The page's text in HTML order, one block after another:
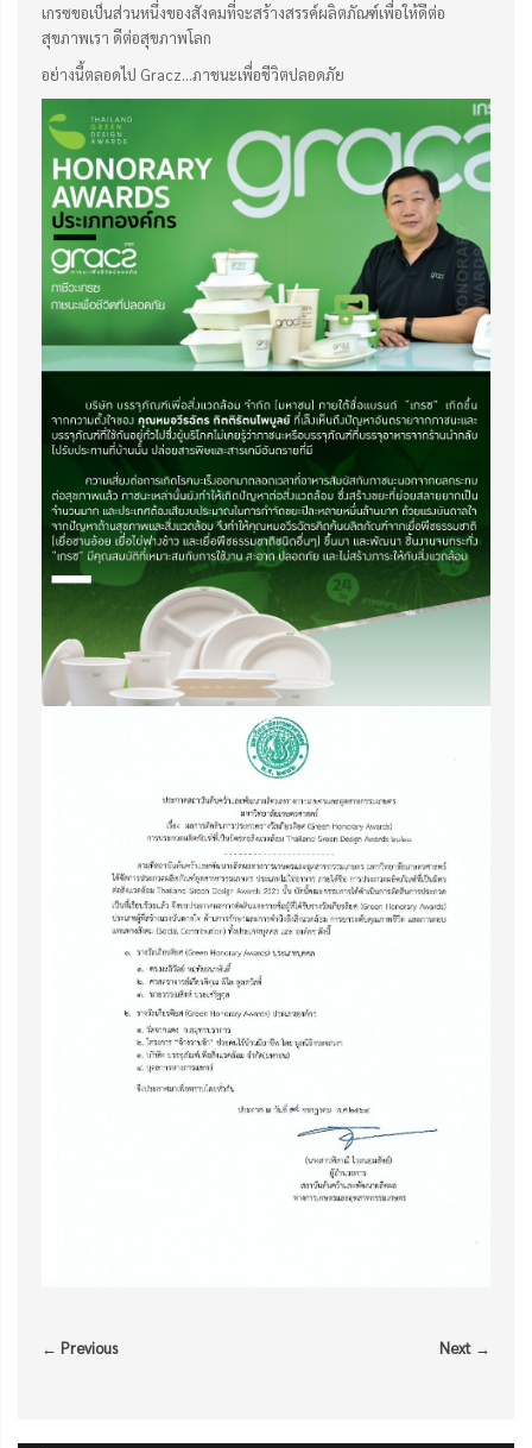
เกรซขอเป็นส่วนหนึ่งของสังคมที่จะสร้างสรรค์ผลิตภัณฑ์เพื่อให้ดีต่อ
สุขภาพเรา ดีต่อสุขภาพโลก
อย่างนี้ตลอดไป Gracz…ภาชนะเพื่อชีวิตปลอดภัย
← Previous Next →